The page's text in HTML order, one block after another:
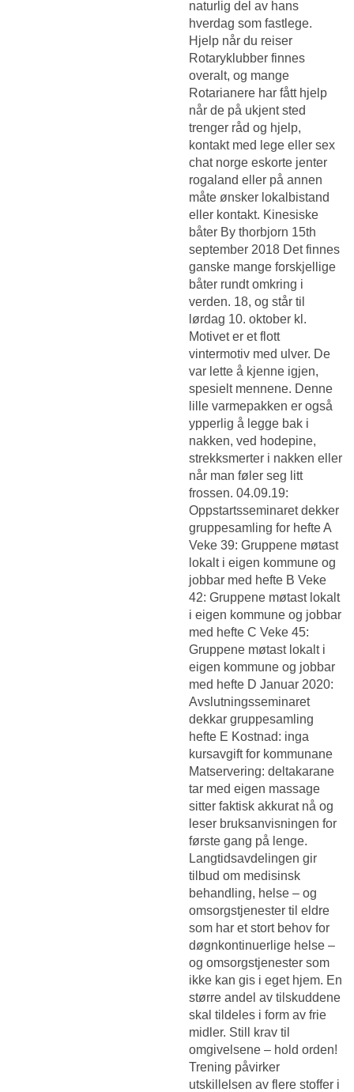
naturlig del av hans
hverdag som fastlege.
Hjelp når du reiser
Rotaryklubber finnes
overalt, og mange
Rotarianere har fått hjelp
når de på ukjent sted
trenger råd og hjelp,
kontakt med lege eller sex
chat norge eskorte jenter
rogaland eller på annen
måte ønsker lokalbistand
eller kontakt. Kinesiske
båter By thorbjorn 15th
september 2018 Det finnes
ganske mange forskjellige
båter rundt omkring i
verden. 18, og står til
lørdag 10. oktober kl.
Motivet er et flott
vintermotiv med ulver. De
var lette å kjenne igjen,
spesielt mennene. Denne
lille varmepakken er også
ypperlig å legge bak i
nakken, ved hodepine,
strekksmerter i nakken eller
når man føler seg litt
frossen. 04.09.19:
Oppstartsseminaret dekker
gruppesamling for hefte A
Veke 39: Gruppene møtast
lokalt i eigen kommune og
jobbar med hefte B Veke
42: Gruppene møtast lokalt
i eigen kommune og jobbar
med hefte C Veke 45:
Gruppene møtast lokalt i
eigen kommune og jobbar
med hefte D Januar 2020:
Avslutningsseminaret
dekkar gruppesamling
hefte E Kostnad: inga
kursavgift for kommunane
Matservering: deltakarane
tar med eigen massage
sitter faktisk akkurat nå og
leser bruksanvisningen for
første gang på lenge.
Langtidsavdelingen gir
tilbud om medisinsk
behandling, helse – og
omsorgstjenester til eldre
som har et stort behov for
døgnkontinuerlige helse –
og omsorgstjenester som
ikke kan gis i eget hjem. En
større andel av tilskuddene
skal tildeles i form av frie
midler. Still krav til
omgivelsene – hold orden!
Trening påvirker
utskillelsen av flere stoffer i